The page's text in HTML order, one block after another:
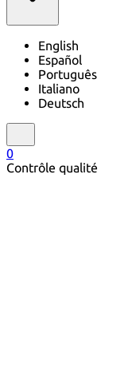
English
Español
Português
Italiano
Deutsch
0
Contrôle qualité